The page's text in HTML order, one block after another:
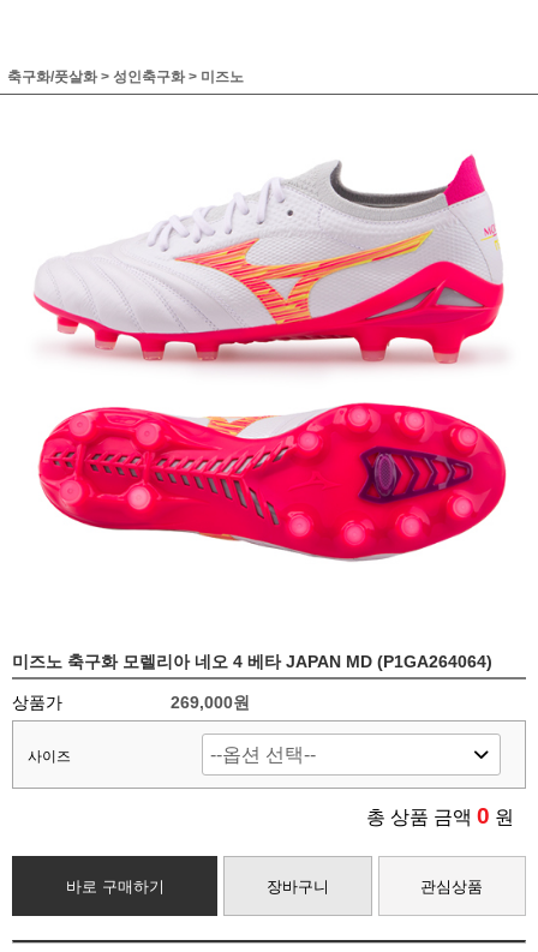
축구화/풋살화 > 성인축구화 > 미즈노
미즈노 축구화 모렐리아 네오 4 베타 JAPAN MD (P1GA264064)
상품가 269,000원
사이즈
총 상품 금액 0 원
바로 구매하기 장바구니 관심상품